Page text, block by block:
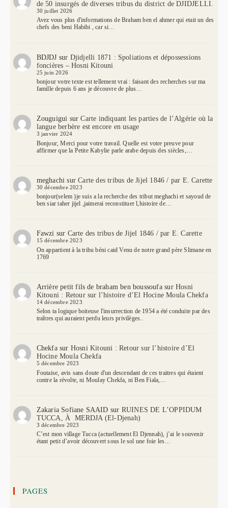
de 50 insurgés de diverses tribus du district de DJIDJELLI.
30 juillet 2026
Avez vous plus d'informations de Braham ben el ahmer qui etait un des
chefs des beni Habibi , car si…
BDJDJ sur Djidjelli 1871 : Spoliations et dépossessions
foncières – Hosni Kitouni
25 juin 2026
bonjour votre texte est tellement vrai : faisant des recherches sur ma
famille depuis 6 ans je découvre de plus…
Zouguigui surCarte indiquant les parties de l’Algérie où la
langue berbère est encore en usage
3 janvier 2024
Bonjour, Merci pour votre travail. Quelle est votre preuve pour
affirmer que la Petite Kabylie parle arabe depuis des siècles,…
meghachi surCarte des tribus de Jijel 1846 / par E. Carette
30 décembre 2023
bonjour(selem )je suis a la recherche des tribut meghachi et sayoud de
ben siar taher jijel ,jaimerai reconstituer l,histoire de…
Fawzi sur Carte des tribus de Jijel 1846 / par E. Carette
15 décembre 2023
On appartient à la tribu béni caid Venu de notre grand père Slimane en
1769
Arrière petit fils de braham ben boussoufasur Hosni
Kitouni : Retour sur l’histoire d’El Hocine Moula Chekfa
14 décembre 2023
Selon ta logique boiteuse l'insurrection de 1954 a été conduite par des
traîtres qui auraient perdu leurs privilèges..
Chekfasur Hosni Kitouni : Retour sur l’histoire d’El
Hocine Moula Chekfa
5 décembre 2023
Foutaise, avis sans doute d'un descendant de ces traitres qui étaient
contre la révolte, ni Moulay Chekfa, ni Ben Fiala,…
Zakaria Sofiane SAAID sur RUINES DE L’OPPIDUM
TUCCA, À MERDJA (El-Djenah)
3 décembre 2023
C’est mon village Tucca (actuellement El Djennah), j’ai le souvenir
étant petit d’avoir découvert sous le sol une foie les…
PAGES